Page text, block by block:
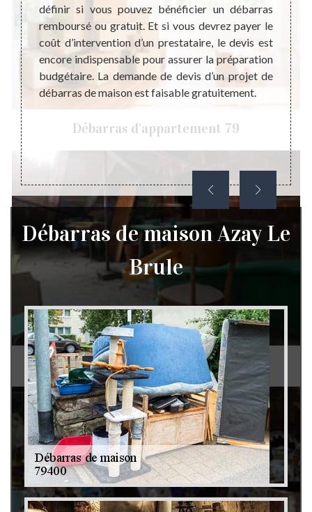
Débarras d'appartement 79
Débarras de grenier et cave 79
un
à
au
définir si vous pouvez bénéficier un débarras
remboursé ou gratuit. Et si vous devrez payer le
coût d’intervention d’un prestataire, le devis est
encore indispensable pour assurer la préparation
budgétaire. La demande de devis d’un projet de
débarras de maison est faisable gratuitement.
Débarras de maison Azay Le
Brule